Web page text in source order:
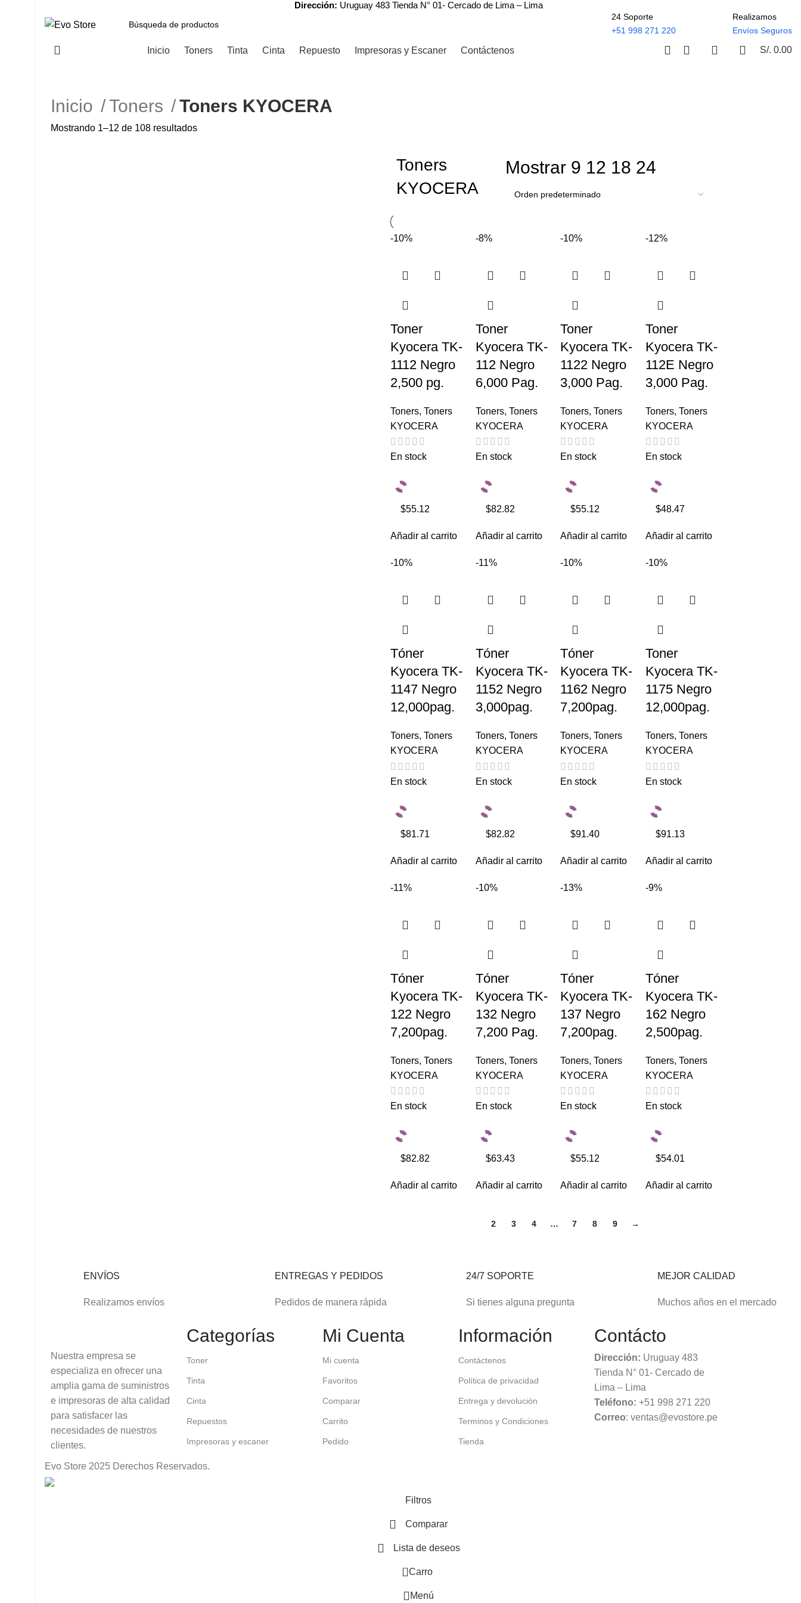
Dirección: Uruguay 483 Tienda N° 01- Cercado de Lima – Lima
24 Soporte
+51 998 271 220
Realizamos
Envíos Seguros
Inicio Toners Tinta Cinta Repuesto Impresoras y Escaner Contáctenos S/. 0.00
Inicio Toners Toners KYOCERA
Mostrando 1–12 de 108 resultados
Toners
KYOCERA
Mostrar 9 12 18 24
-10%
Toner
Kyocera TK-
1112 Negro
2,500 pg.
Toners, Toners
KYOCERA
En stock
$55.12
Añadir al carrito
-8%
Toner
Kyocera TK-
112 Negro
6,000 Pag.
Toners, Toners
KYOCERA
En stock
$82.82
Añadir al carrito
-10%
Toner
Kyocera TK-
1122 Negro
3,000 Pag.
Toners, Toners
KYOCERA
En stock
$55.12
Añadir al carrito
-12%
Toner
Kyocera TK-
112E Negro
3,000 Pag.
Toners, Toners
KYOCERA
En stock
$48.47
Añadir al carrito
-10%
Tóner
Kyocera TK-
1147 Negro
12,000pag.
Toners, Toners
KYOCERA
En stock
$81.71
Añadir al carrito
-11%
Tóner
Kyocera TK-
1152 Negro
3,000pag.
Toners, Toners
KYOCERA
En stock
$82.82
Añadir al carrito
-10%
Tóner
Kyocera TK-
1162 Negro
7,200pag.
Toners, Toners
KYOCERA
En stock
$91.40
Añadir al carrito
-10%
Toner
Kyocera TK-
1175 Negro
12,000pag.
Toners, Toners
KYOCERA
En stock
$91.13
Añadir al carrito
-11%
Tóner
Kyocera TK-
122 Negro
7,200pag.
Toners, Toners
KYOCERA
En stock
$82.82
Añadir al carrito
-10%
Tóner
Kyocera TK-
132 Negro
7,200 Pag.
Toners, Toners
KYOCERA
En stock
$63.43
Añadir al carrito
-13%
Tóner
Kyocera TK-
137 Negro
7,200pag.
Toners, Toners
KYOCERA
En stock
$55.12
Añadir al carrito
-9%
Tóner
Kyocera TK-
162 Negro
2,500pag.
Toners, Toners
KYOCERA
En stock
$54.01
Añadir al carrito
2 3 4 … 7 8 9 →
ENVÍOS
Realizamos envíos
ENTREGAS Y PEDIDOS
Pedidos de manera rápida
24/7 SOPORTE
Si tienes alguna pregunta
MEJOR CALIDAD
Muchos años en el mercado
Nuestra empresa se
especializa en ofrecer una
amplia gama de suministros
e impresoras de alta calidad
para satisfacer las
necesidades de nuestros
clientes.
Categorías
Toner
Tinta
Cinta
Repuestos
Impresoras y escaner
Mi Cuenta
Mi cuenta
Favoritos
Comparar
Carrito
Pedido
Información
Contáctenos
Política de privacidad
Entrega y devolución
Terminos y Condiciones
Tienda
Contácto
Dirección: Uruguay 483
Tienda N° 01- Cercado de
Lima – Lima
Teléfono: +51 998 271 220
Correo: ventas@evostore.pe
Evo Store 2025 Derechos Reservados.
Filtros
Comparar
Lista de deseos
0 Carro
Menú